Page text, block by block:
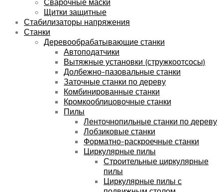
Щитки защитные
Стабилизаторы напряжения
Станки
Деревообрабатывающие станки
Автоподатчики
Вытяжные установки (стружкоотсосы)
Долбежно-пазовальные станки
Заточные станки по дереву
Комбинированные станки
Кромкооблицовочные станки
Пилы
Ленточнопильные станки по дереву
Лобзиковые станки
Форматно-раскроечные станки
Циркулярные пилы
Строительные циркулярные
пилы
Циркулярные пилы с